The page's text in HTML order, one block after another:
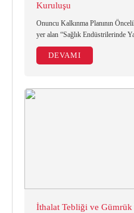
Kuruluşu
Onuncu Kalkınma Planının
yer alan “Sağlık Endüstrilerinde
eylem planında Sağlık
oluşturulması öngörülmüştür.
DEVAMI
İthalat Tebliği ve Gümrük